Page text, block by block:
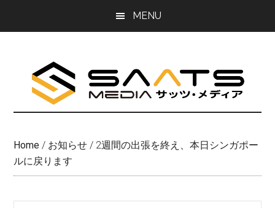
MENU
Home / お知らせ / 2週間の出張を終え、本日シンガポー
ルに戻ります